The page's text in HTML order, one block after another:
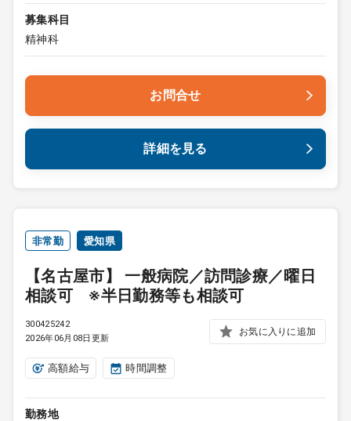
募集科目
精神科
お問合せ
詳細を見る
非常勤 愛知県
【名古屋市】 一般病院／訪問診療／曜日
相談可 ※半日勤務等も相談可
300425242
2026年06月08日更新
お気に入りに追加
高額給与 時間調整
勤務地